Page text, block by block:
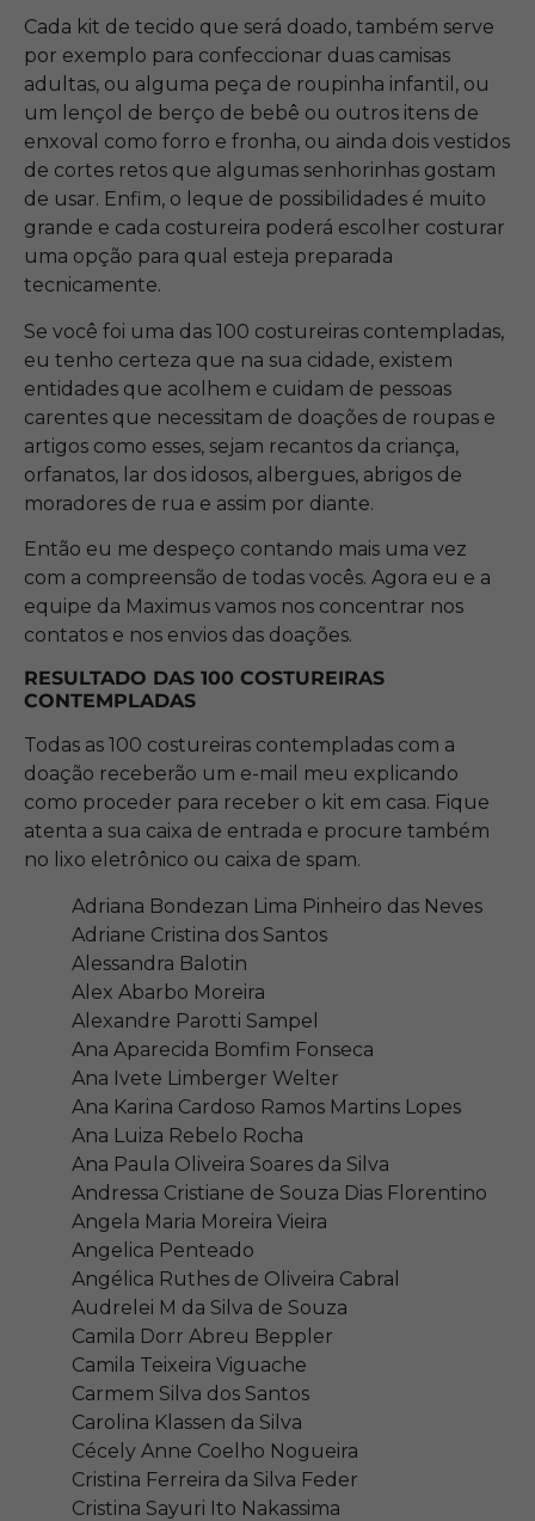
Cada kit de tecido que será doado, também serve
por exemplo para confeccionar duas camisas
adultas, ou alguma peça de roupinha infantil, ou
um lençol de berço de bebê ou outros itens de
enxoval como forro e fronha, ou ainda dois vestidos
de cortes retos que algumas senhorinhas gostam
de usar. Enfim, o leque de possibilidades é muito
grande e cada costureira poderá escolher costurar
uma opção para qual esteja preparada
tecnicamente.
Se você foi uma das 100 costureiras contempladas,
eu tenho certeza que na sua cidade, existem
entidades que acolhem e cuidam de pessoas
carentes que necessitam de doações de roupas e
artigos como esses, sejam recantos da criança,
orfanatos, lar dos idosos, albergues, abrigos de
moradores de rua e assim por diante.
Então eu me despeço contando mais uma vez
com a compreensão de todas vocês. Agora eu e a
equipe da Maximus vamos nos concentrar nos
contatos e nos envios das doações.
RESULTADO DAS 100 COSTUREIRAS
CONTEMPLADAS
Todas as 100 costureiras contempladas com a
doação receberão um e-mail meu explicando
como proceder para receber o kit em casa. Fique
atenta a sua caixa de entrada e procure também
no lixo eletrônico ou caixa de spam.
Adriana Bondezan Lima Pinheiro das Neves
Adriane Cristina dos Santos
Alessandra Balotin
Alex Abarbo Moreira
Alexandre Parotti Sampel
Ana Aparecida Bomfim Fonseca
Ana Ivete Limberger Welter
Ana Karina Cardoso Ramos Martins Lopes
Ana Luiza Rebelo Rocha
Ana Paula Oliveira Soares da Silva
Andressa Cristiane de Souza Dias Florentino
Angela Maria Moreira Vieira
Angelica Penteado
Angélica Ruthes de Oliveira Cabral
Audrelei M da Silva de Souza
Camila Dorr Abreu Beppler
Camila Teixeira Viguache
Carmem Silva dos Santos
Carolina Klassen da Silva
Cécely Anne Coelho Nogueira
Cristina Ferreira da Silva Feder
Cristina Sayuri Ito Nakassima